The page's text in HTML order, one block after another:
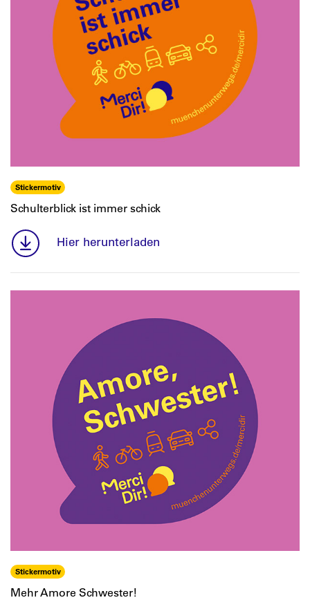
Stickermotiv
Schulterblick ist immer schick
Hier herunterladen
Stickermotiv
Mehr Amore Schwester!